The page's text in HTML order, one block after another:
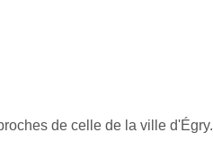
de celle de la ville d'Égry.